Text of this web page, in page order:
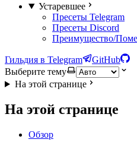
Устаревшее
Пресеты Telegram
Пресеты Discord
Преимущество/
Гильдия в Telegram
GitHub
Выберите тему
На этой странице
На этой странице
Обзор